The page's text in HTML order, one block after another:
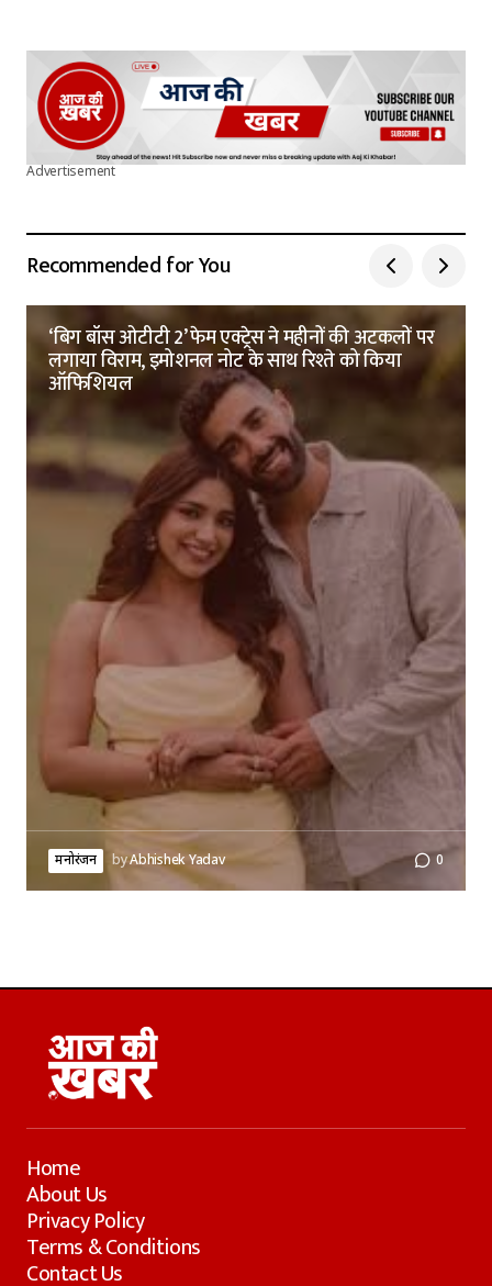
Advertisement
Recommended for You
‘बिग बॉस ओटीटी 2’ फेम एक्ट्रेस ने महीनों की अटकलों पर
लगाया विराम, इमोशनल नोट के साथ रिश्ते को किया
ऑफिशियल
मनोरंजन byAbhishek Yadav 0
Home
About Us
Privacy Policy
Terms & Conditions
Contact Us